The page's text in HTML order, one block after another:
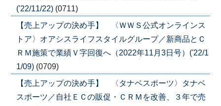
('22/11/22) (0711)
【売上アップの決め手】 〈ＷＷＳ公式オンラインス
トア〉オアシスライフスタイルグループ／新商品とＣ
ＲＭ施策で業績Ｖ字回復へ（2022年11月3日号）('22/1
1/09) (0709)
【売上アップの決め手】 〈タナベスポーツ〉タナベ
スポーツ／自社ＥＣの販促・ＣＲＭを改善、３年で売